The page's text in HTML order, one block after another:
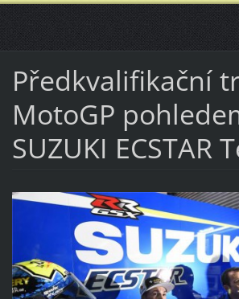
Předkvalifikační
MotoGP
SUZUKI ECSTAR